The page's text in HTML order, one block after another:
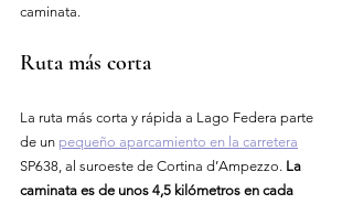
caminata.
Ruta más corta
La ruta más corta y rápida a Lago Federa parte
de un pequeño aparcamiento en la carretera
SP638, al suroeste de Cortina d’Ampezzo. La
caminata es de unos 4,5 kilómetros en cada